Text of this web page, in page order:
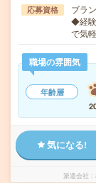
応募資格
ブラ
◆経験
で気
職場の雰囲気
年齢層
気になる!
派遣会社